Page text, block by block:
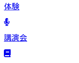
体験
講演会